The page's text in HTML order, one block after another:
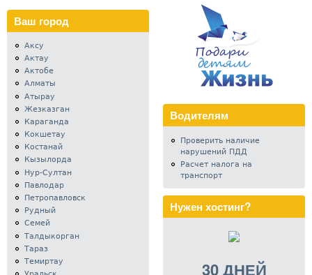
Ваш город
Аксу
Актау
Актобе
Алматы
Атырау
Жезказган
Караганда
Кокшетау
Костанай
Кызылорда
Нур-Султан
Павлодар
Петропавловск
Рудный
Семей
Талдыкорган
Тараз
Темиртау
Водителям
Проверить наличие
нарушений ПДД
Расчет налога на
транспорт
Нужен хостинг?
30 ДНЕЙ